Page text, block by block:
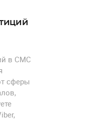
в СМС
сферы